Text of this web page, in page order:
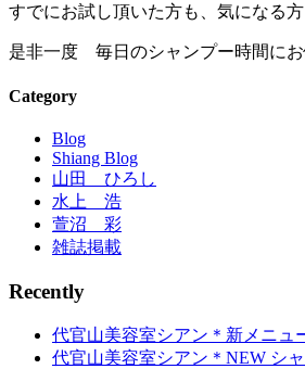
すでにお試し頂いた方も、気になる方
是非一度 毎日のシャンプー時間に
Category
Blog
Shiang Blog
山田 ひろし
水上 浩
萱沼 彩
雑誌掲載
Recently
代官山美容室シアン＊新メニ
代官山美容室シアン＊NEW シ